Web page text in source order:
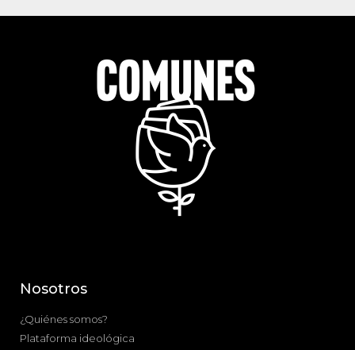
Nosotros
¿Quiénes somos?
Plataforma ideológica